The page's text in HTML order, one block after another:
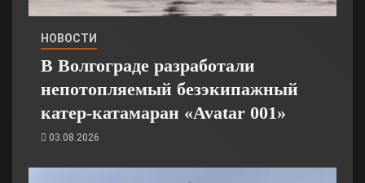
НОВОСТИ
В Волгограде разработали
непотопляемый безэкипажный
катер-катамаран «Avatar 001»
03.08.2026